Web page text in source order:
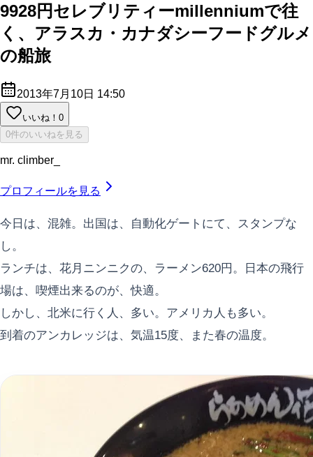
9928円セレブリティーmillenniumで往
く、アラスカ・カナダシーフードグルメ
の船旅
2013年7月10日 14:50
いいね！ 0
0件のいいねを見る
mr. climber_
プロフィールを見る
今日は、混雑。出国は、自動化ゲートにて、スタンプな
し。
ランチは、花月ニンニクの、ラーメン620円。日本の飛行
場は、喫煙出来るのが、快適。
しかし、北米に行く人、多い。アメリカ人も多い。
到着のアンカレッジは、気温15度、また春の温度。